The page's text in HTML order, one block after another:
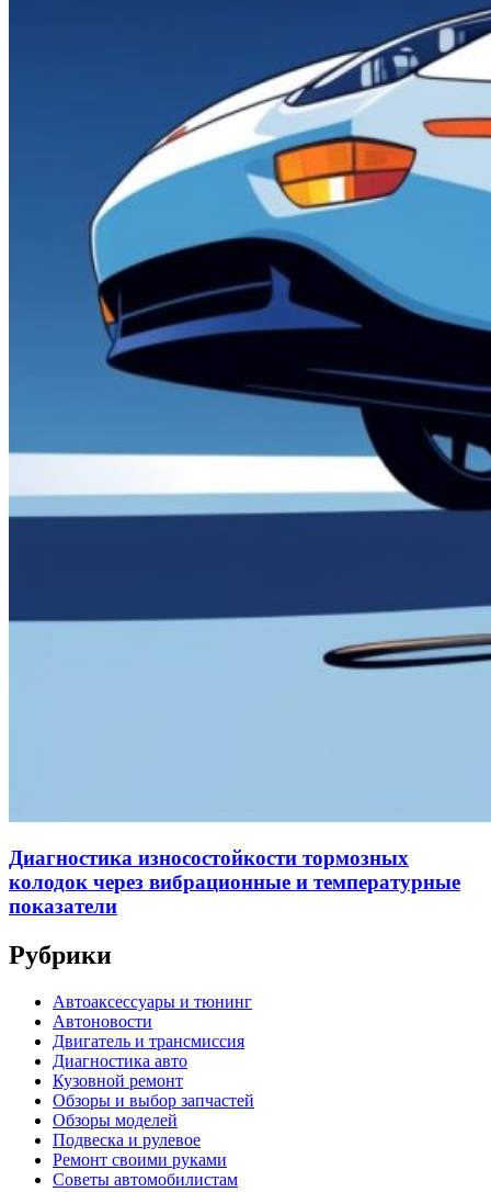
Диагностика износостойкости тормозных
колодок через вибрационные и температурные
показатели
Рубрики
Автоаксессуары и тюнинг
Автоновости
Двигатель и трансмиссия
Диагностика авто
Кузовной ремонт
Обзоры и выбор запчастей
Обзоры моделей
Подвеска и рулевое
Ремонт своими руками
Советы автомобилистам